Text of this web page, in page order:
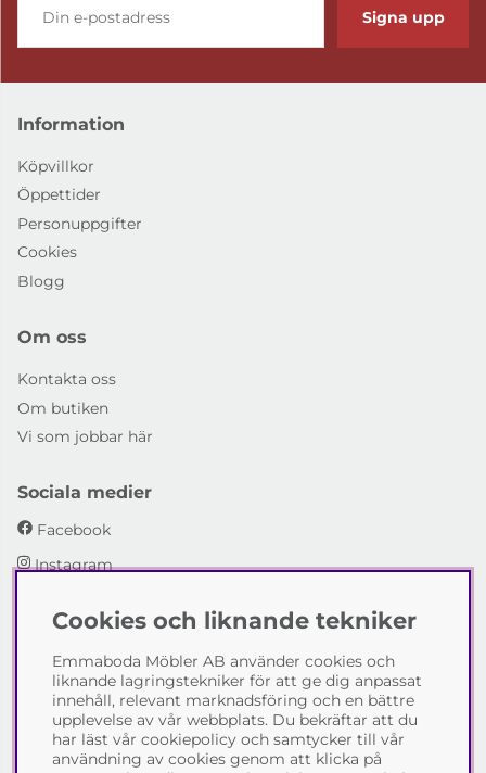
Signa upp
Information
Köpvillkor
Öppettider
Personuppgifter
Cookies
Blogg
Om oss
Kontakta oss
Om butiken
Vi som jobbar här
Sociala medier
Facebook
Instagram
Emmaboda Möbler AB
I fyra generationer har vi hjälpt människor att möblera
sina hem och uppfylla sina inredningsdrömmar med
möbeldesign av högsta kvalitet. Vi vill hjälpa just dig att
skapa ditt drömhem - kontakta gärna oss och berätta
hur vi kan hjälpa dig.
Cookies och liknande tekniker
Emmaboda Möbler AB använder cookies och
liknande lagringstekniker för att ge dig anpassat
innehåll, relevant marknadsföring och en bättre
upplevelse av vår webbplats. Du bekräftar att du
har läst vår cookiepolicy och samtycker till vår
användning av cookies genom att klicka på